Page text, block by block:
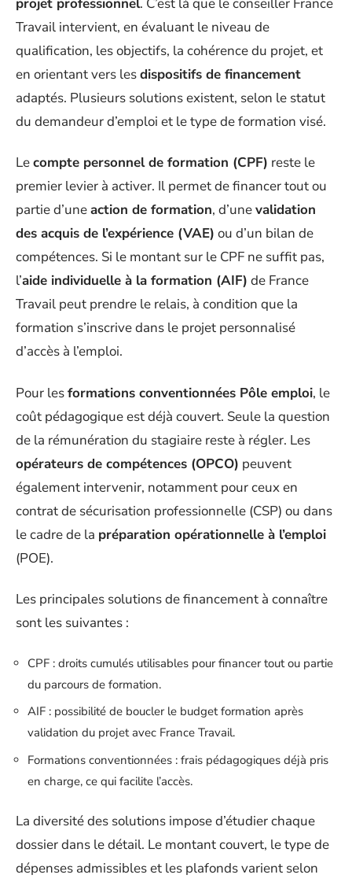
Travail intervient, en évaluant le niveau de
qualification, les objectifs, la cohérence du projet, et
en orientant vers lesdispositifs de financement
adaptés. Plusieurs solutions existent, selon le statut
du demandeur d’emploi et le type de formation visé.
Lecompte personnel de formation (CPF) reste le
premier levier à activer. Il permet de financer tout ou
partie d’uneaction de formation, d’unevalidation
des acquis de l’expérience (VAE) ou d’un bilan de
compétences. Si le montant sur le CPF ne suffit pas,
l’aide individuelle à la formation (AIF) de France
Travail peut prendre le relais, à condition que la
formation s’inscrive dans le projet personnalisé
d’accès à l’emploi.
Pour lesformations conventionnées Pôle emploi, le
coût pédagogique est déjà couvert. Seule la question
de la rémunération du stagiaire reste à régler. Les
opérateurs de compétences (OPCO) peuvent
également intervenir, notamment pour ceux en
contrat de sécurisation professionnelle (CSP) ou dans
le cadre de la préparation opérationnelle à l’emploi
(POE).
Les principales solutions de financement à connaître
sont les suivantes :
CPF : droits cumulés utilisables pour financer tout ou partie
du parcours de formation.
AIF : possibilité de boucler le budget formation après
validation du projet avec France Travail.
Formations conventionnées : frais pédagogiques déjà pris
en charge, ce qui facilite l’accès.
La diversité des solutions impose d’étudier chaque
dossier dans le détail. Le montant couvert, le type de
dépenses admissibles et les plafonds varient selon